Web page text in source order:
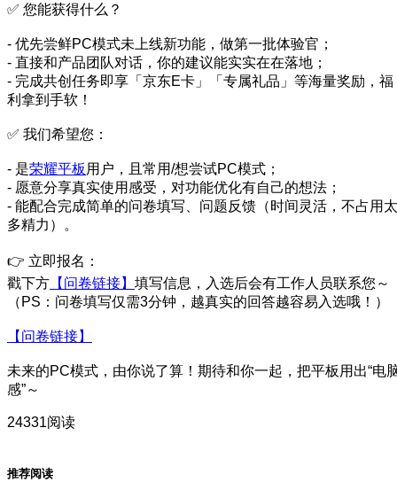
✅ 您能获得什么？
- 优先尝鲜PC模式未上线新功能，做第一批体验官；
- 直接和产品团队对话，你的建议能实实在在落地；
- 完成共创任务即享「京东E卡」「专属礼品」等海量奖励，福
利拿到手软！
✅ 我们希望您：
- 是荣耀平板 用户，且常用/想尝试PC模式；
- 愿意分享真实使用感受，对功能优化有自己的想法；
- 能配合完成简单的问卷填写、问题反馈（时间灵活，不占用太
多精力）。
👉 立即报名：
戳下方 【问卷链接】 填写信息，入选后会有工作人员联系您～
（PS：问卷填写仅需3分钟，越真实的回答越容易入选哦！）
【问卷链接】
未来的PC模式，由你说了算！期待和你一起，把平板用出“电
感”～
24331阅读
推荐阅读